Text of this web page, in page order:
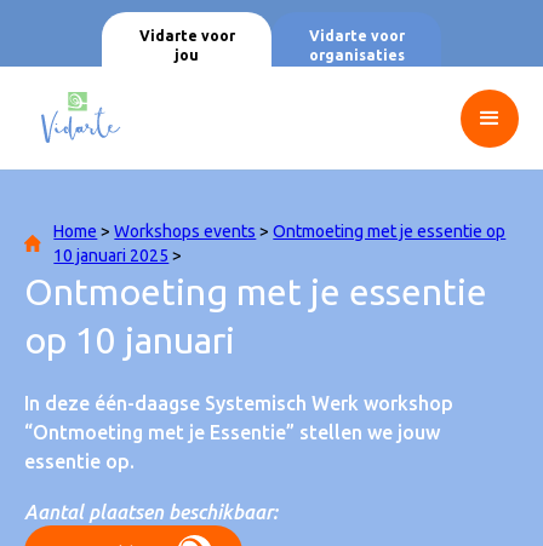
Vidarte voor
jou
Vidarte voor
organisaties
Home >Workshops events >Ontmoeting met je essentie op
10 januari 2025 >
Ontmoeting met je essentie
op 10 januari
In deze één-daagse Systemisch Werk workshop
“Ontmoeting met je Essentie” stellen we jouw
essentie op.
Aantal plaatsen beschikbaar: